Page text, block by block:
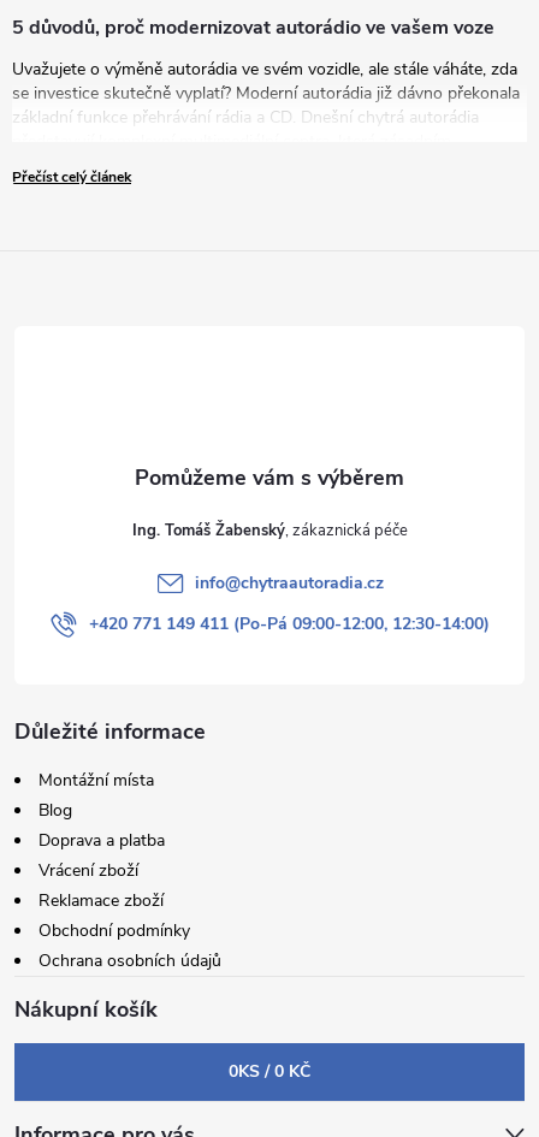
5 důvodů, proč modernizovat autorádio ve vašem voze
Uvažujete o výměně autorádia ve svém vozidle, ale stále váháte, zda
se investice skutečně vyplatí? Moderní autorádia již dávno překonala
základní funkce přehrávání rádia a CD. Dnešní chytrá autorádia
způsobem zvyšují komfort, bezpečnost i zábavu během každé jízdy.
V tomto článku vám představíme pět přesvědčivých důvodů, proč
Přečíst celý článek
Ing. Tomáš Žabenský
info@chytraautoradia.cz
+420 771 149 411 (Po-Pá 09:00-12:00, 12:30-14:00)
Důležité informace
Montážní místa
Blog
Doprava a platba
Vrácení zboží
Reklamace zboží
Obchodní podmínky
Ochrana osobních údajů
Nákupní košík
0KS /0 KČ